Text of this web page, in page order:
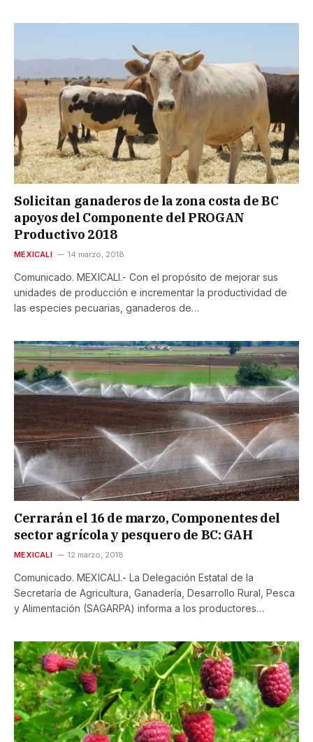
Solicitan ganaderos de la zona costa de BC
apoyos del Componente del PROGAN
Productivo 2018
MEXICALI 14 marzo, 2018
Comunicado. MEXICALI.- Con el propósito de mejorar sus
unidades de producción e incrementar la productividad de
las especies pecuarias, ganaderos de…
Cerrarán el 16 de marzo, Componentes del
sector agrícola y pesquero de BC: GAH
MEXICALI 12 marzo, 2018
Comunicado. MEXICALI.- La Delegación Estatal de la
Secretaría de Agricultura, Ganadería, Desarrollo Rural, Pesca
y Alimentación (SAGARPA) informa a los productores…